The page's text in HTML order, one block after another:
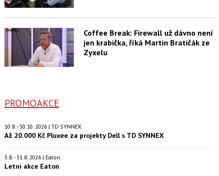
Coffee Break: Firewall už dávno není
jen krabička, říká Martin Bratičák ze
Zyxelu
PROMOAKCE
10.8. - 30.10. 2026 | TD SYNNEX
Až 20.000 Kč Pluxee za projekty Dell s TD SYNNEX
3.8. - 31.8. 2026 | Eaton
Letní akce Eaton